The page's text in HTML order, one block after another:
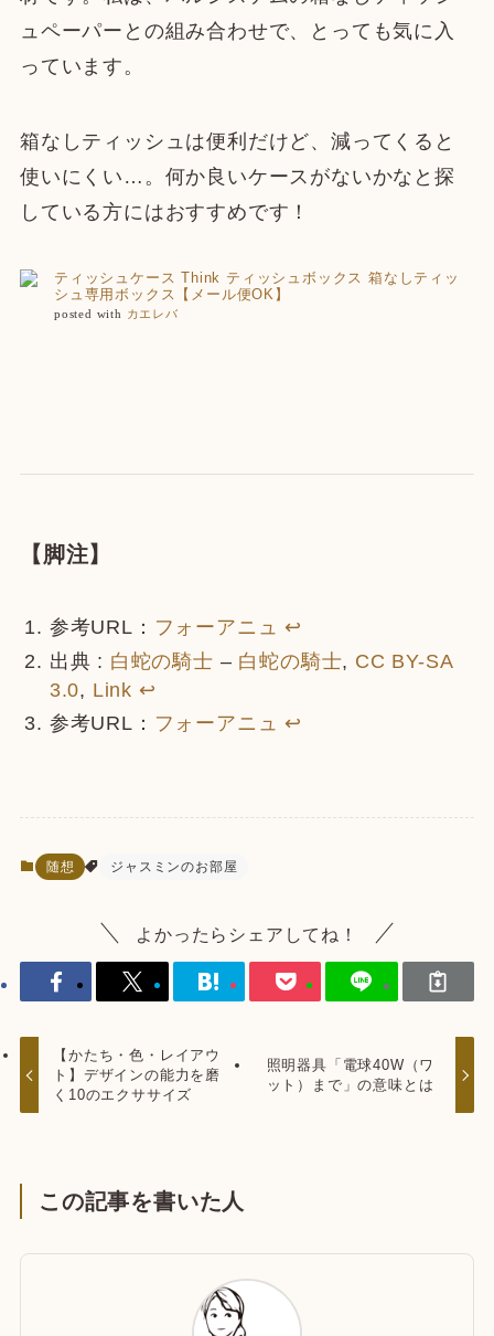
ュペーパーとの組み合わせで、とっても気に入
っています。
箱なしティッシュは便利だけど、減ってくると
使いにくい…。何か良いケースがないかなと探
している方にはおすすめです！
ティッシュケース Think ティッシュボックス 箱なしティッ
シュ専用ボックス【メール便OK】
posted with カエレバ
【脚注】
参考URL： フォーアニュ ↩
出典 : 白蛇の騎士 – 白蛇の騎士, CC BY-SA
3.0, Link ↩
参考URL： フォーアニュ ↩
随想 ジャスミンのお部屋
よかったらシェアしてね！
【かたち・色・レイアウ
ト】デザインの能力を磨
く10のエクササイズ
照明器具「電球40W（ワ
ット）まで」の意味とは
この記事を書いた人